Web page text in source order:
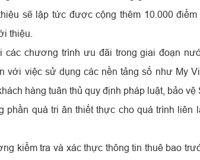
sẽ lập tức được cộng thêm 10.000 điểm
thiệu.
các chương trình ưu đãi trong giai đoạn
với việc sử dụng các nền tảng số như My
hàng tuân thủ quy định pháp luật, bảo vệ
quà tri ân thiết thực cho quá trình liên
kiểm tra và xác thực thông tin thuê bao